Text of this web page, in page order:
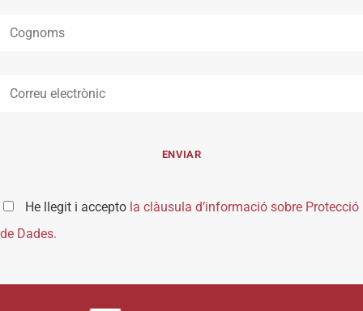
He llegit i accepto la clàusula d’informació sobre Protecció
de Dades.